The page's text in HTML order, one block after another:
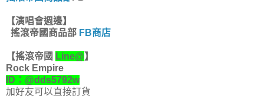
【演唱會週邊】
搖滾帝國商品部 FB商店
【搖滾帝國 Line@】
Rock Empire
ID：@dds5792w
加好友可以直接訂貨